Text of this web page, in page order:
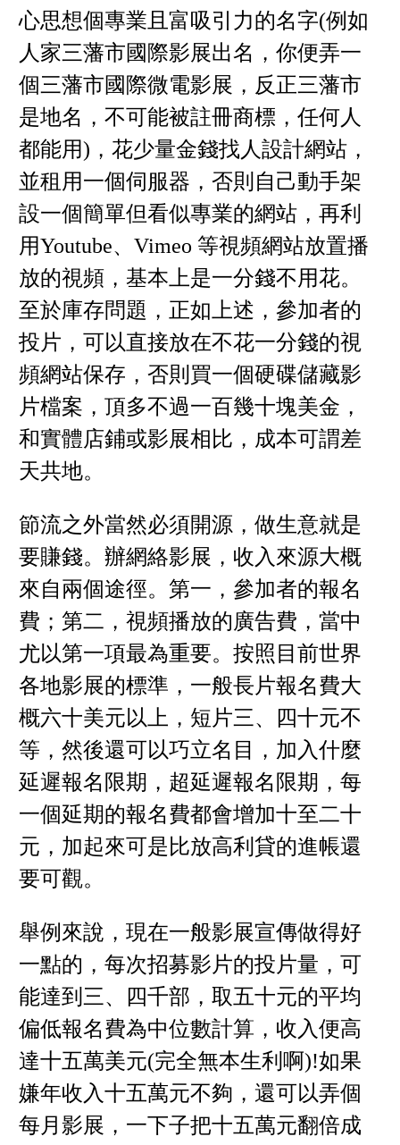
心思想個專業且富吸引力的名字(例如
人家三藩市國際影展出名，你便弄一
個三藩市國際微電影展，反正三藩市
是地名，不可能被註冊商標，任何人
都能用)，花少量金錢找人設計網站，
並租用一個伺服器，否則自己動手架
設一個簡單但看似專業的網站，再利
用Youtube、Vimeo 等視頻網站放置播
放的視頻，基本上是一分錢不用花。
至於庫存問題，正如上述，參加者的
投片，可以直接放在不花一分錢的視
頻網站保存，否則買一個硬碟儲藏影
片檔案，頂多不過一百幾十塊美金，
和實體店鋪或影展相比，成本可謂差
天共地。
節流之外當然必須開源，做生意就是
要賺錢。辦網絡影展，收入來源大概
來自兩個途徑。第一，參加者的報名
費；第二，視頻播放的廣告費，當中
尤以第一項最為重要。按照目前世界
各地影展的標準，一般長片報名費大
概六十美元以上，短片三、四十元不
等，然後還可以巧立名目，加入什麼
延遲報名限期，超延遲報名限期，每
一個延期的報名費都會增加十至二十
元，加起來可是比放高利貸的進帳還
要可觀。
舉例來說，現在一般影展宣傳做得好
一點的，每次招募影片的投片量，可
能達到三、四千部，取五十元的平均
偏低報名費為中位數計算，收入便高
達十五萬美元(完全無本生利啊)!如果
嫌年收入十五萬元不夠，還可以弄個
每月影展，一下子把十五萬元翻倍成